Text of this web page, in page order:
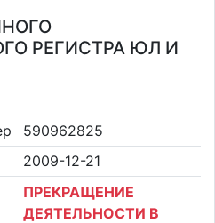
РЕГИСТРА ЮЛ И
590962825
2009-12-21
ПРЕКРАЩЕНИЕ
ДЕЯТЕЛЬНОСТИ В